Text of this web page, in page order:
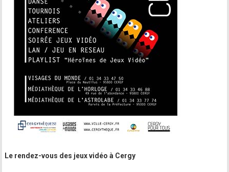
Le rendez-vous des jeux vidéo à Cergy